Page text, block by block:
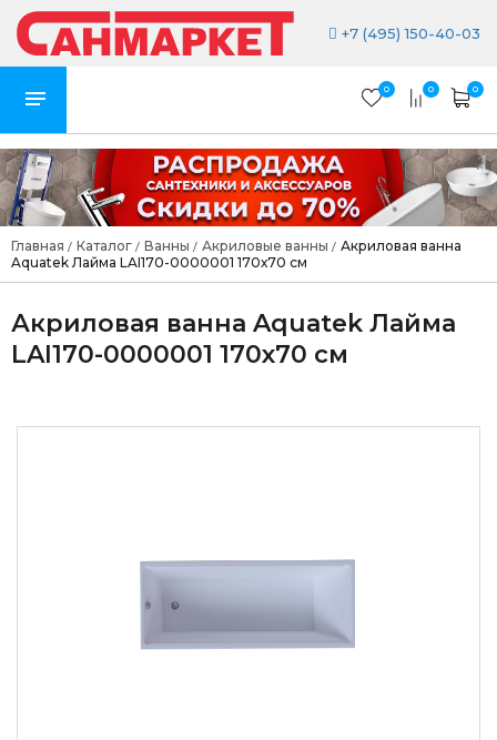
+7 (495) 150-40-03
0 0 0
Главная / Каталог / Ванны / Акриловые ванны / Акриловая ванна
Aquatek Лайма LAI170-0000001 170х70 см
Акриловая ванна Aquatek Лайма
LAI170-0000001 170х70 см